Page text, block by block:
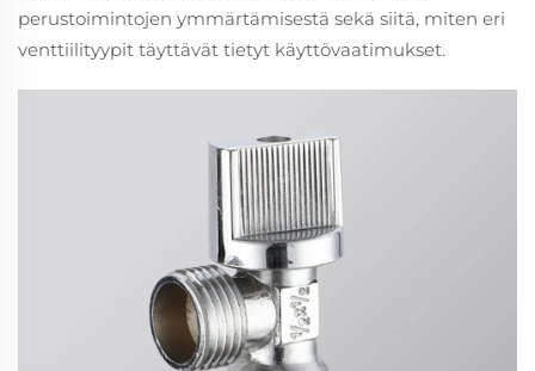
perustoimintojen ymmärtämisestä sekä siitä, miten eri
venttiilityypit täyttävät tietyt käyttövaatimukset.